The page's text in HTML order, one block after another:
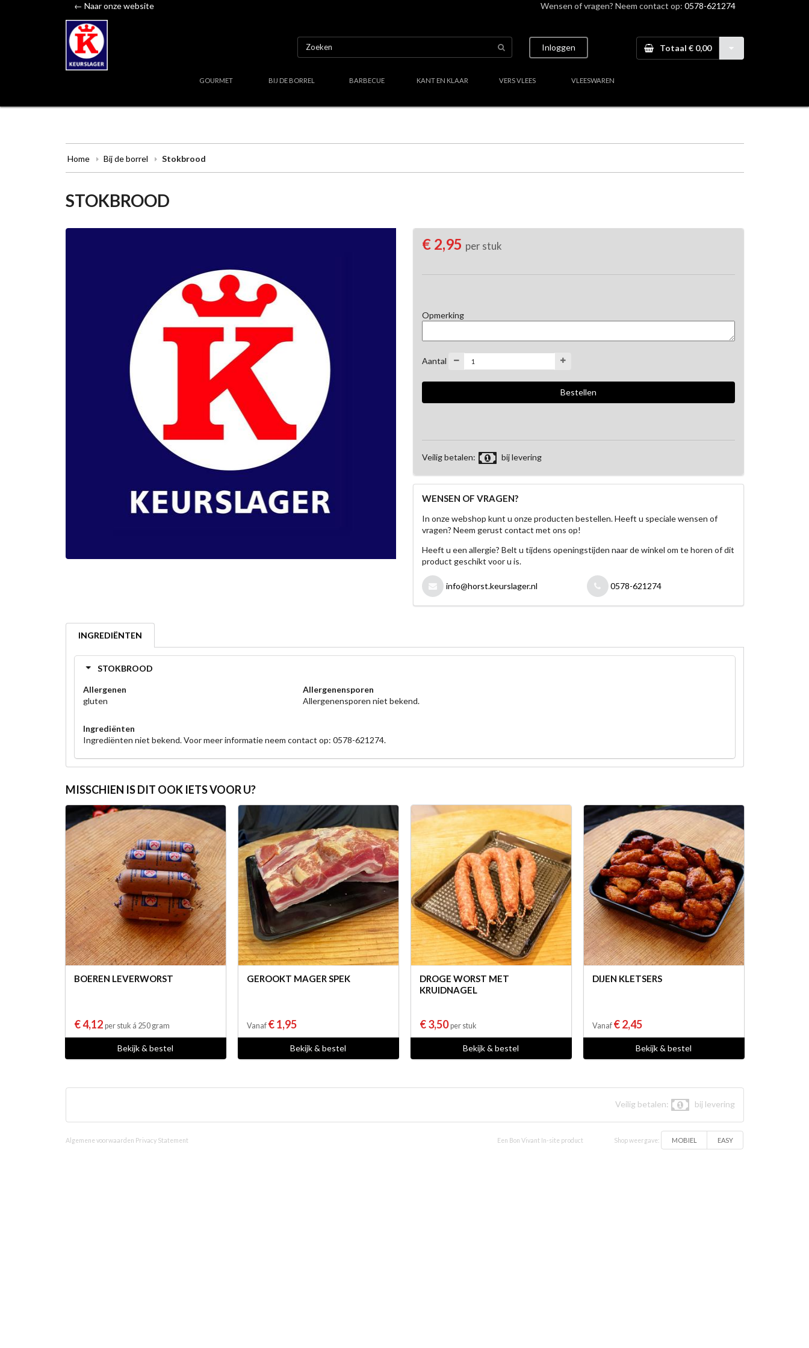
← Naar onze website Wensen of vragen? Neem contact op: 0578-621274
Inloggen Totaal € 0,00
GOURMET BIJ DE BORREL BARBECUE KANT EN KLAAR VERS VLEES VLEESWAREN
Home Bij de borrel Stokbrood
STOKBROOD
€ 2,95 per stuk
Opmerking
Aantal
Veilig betalen: bij levering
WENSEN OF VRAGEN?
In onze webshop kunt u onze producten bestellen. Heeft u speciale wensen of
vragen? Neem gerust contact met ons op!
Heeft u een allergie? Belt u tijdens openingstijden naar de winkel om te horen of dit
product geschikt voor u is.
info@horst.keurslager.nl 0578-621274
INGREDIËNTEN
STOKBROOD
Allergenen
gluten
Allergenensporen
Allergenensporen niet bekend.
Ingrediënten
Ingrediënten niet bekend. Voor meer informatie neem contact op: 0578-621274.
MISSCHIEN IS DIT OOK IETS VOOR U?
BOEREN LEVERWORST
€ 4,12 per stuk á 250 gram
Bekijk & bestel
GEROOKT MAGER SPEK
Vanaf € 1,95
Bekijk & bestel
DROGE WORST MET
KRUIDNAGEL
€ 3,50per stuk
Bekijk & bestel
DIJEN KLETSERS
Vanaf € 2,45
Bekijk & bestel
Veilig betalen: bij levering
Algemene voorwaarden Privacy Statement Een Bon Vivant In-site product Shop weergave: MOBIEL EASY